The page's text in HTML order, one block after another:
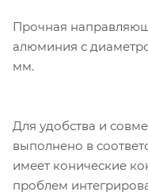
Прочная
алюминия с
мм.
Для удобства и
выполнено в
имеет конические
проблем